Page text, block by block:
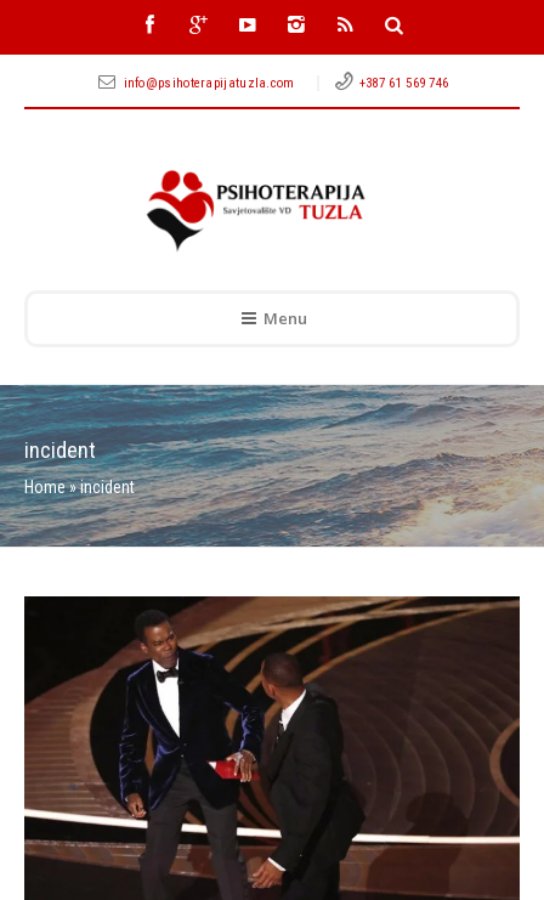
info@psihoterapijatuzla.com +387 61 569 746
Menu
incident
Home»incident